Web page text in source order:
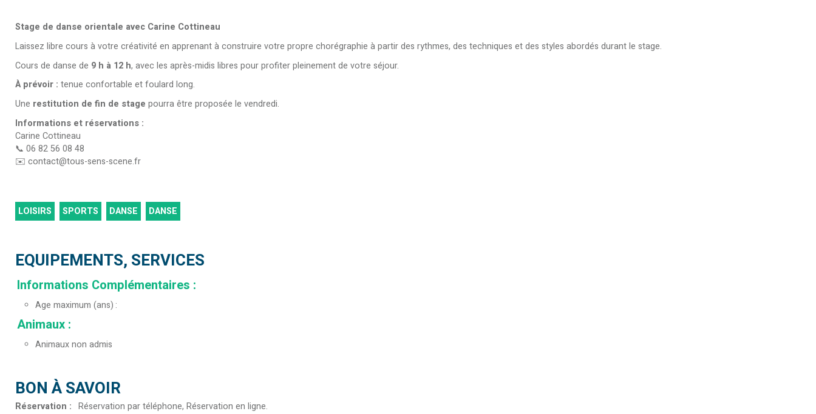
Stage de danse orientale avec Carine Cottineau
Laissez libre cours à votre créativité en apprenant à construire votre propre chorégraphie à partir des rythmes, des techniques et des styles abordés durant le stage.
Cours de danse de 9 h à 12 h, avec les après-midis libres pour profiter pleinement de votre séjour.
À prévoir : tenue confortable et foulard long.
Une restitution de fin de stage pourra être proposée le vendredi.
Informations et réservations :
Carine Cottineau
📞 06 82 56 08 48
✉️ contact@tous-sens-scene.fr
LOISIRS SPORTS DANSE DANSE
EQUIPEMENTS, SERVICES
Informations Complémentaires :
Age maximum (ans)
Animaux :
Animaux non admis
BON À SAVOIR
Réservation : Réservation par téléphone Réservation en ligne